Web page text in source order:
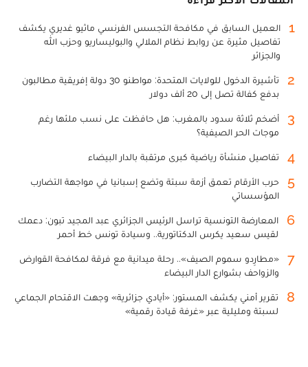
1
العميل السابق في مكافحة التجسس الفرنسي ماثيو غديري يكشف
تفاصيل مثيرة عن روابط نظام الملالي والبوليساريو وحزب الله
والجزائر
2
تأشيرة الدخول للولايات المتحدة: مواطنو 30 دولة إفريقية مطالبون
بدفع كفالة تصل إلى 20 ألف دولار
3
أضخم ثلاثة سدود بالمغرب: هل حافظت على نسب ملئها رغم
موجات الحر الصيفية؟
4 تفاصيل منشأة رياضية كبرى مرتقبة بالدار البيضاء
5
حرب الأرقام تعمق أزمة سبتة وتضع إسبانيا في مواجهة التضارب
المؤسساتي
6
المعارضة التونسية تراسل الرئيس الجزائري عبد المجيد تبون: دعمك
لقيس سعيد يكرس الدكتاتورية.. وسيادة تونس خط أحمر
7
«مطارِدو سموم الصيف».. رحلة ميدانية مع فرقة لمكافحة القوارض
والزواحف بشوارع الدار البيضاء
8
تقرير أمني يكشف المستور: «أيادي جزائرية» وجهت الاقتحام الجماعي
لسبتة ومليلية عبر «غرفة قيادة رقمية»